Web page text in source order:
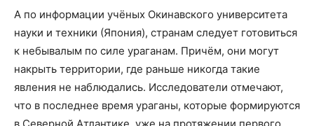
А по информации учёных Окинавского университета
науки и техники (Япония), странам следует готовиться
к небывалым по силе ураганам. Причём, они могут
накрыть территории, где раньше никогда такие
явления не наблюдались. Исследователи отмечают,
что в последнее время ураганы, которые формируются